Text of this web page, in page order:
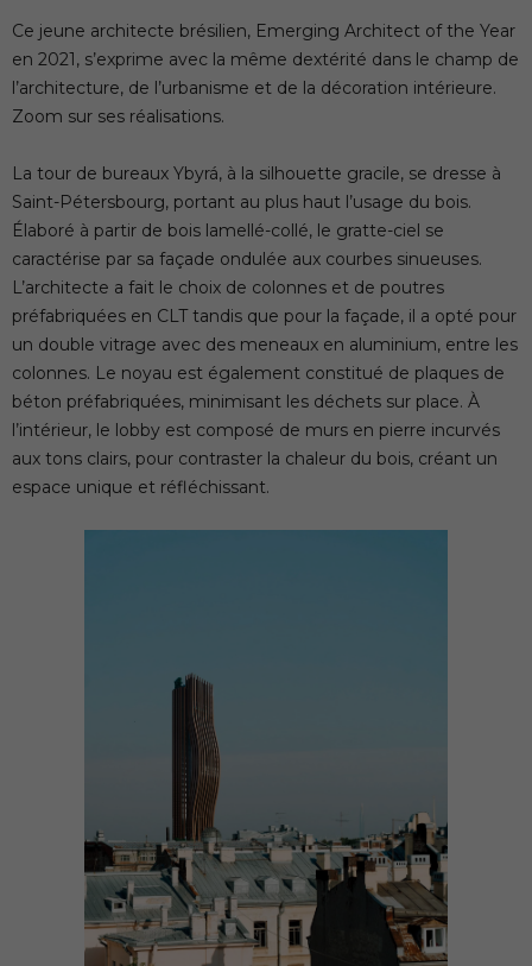
Ce jeune architecte brésilien, Emerging Architect of the Year
en 2021, s’exprime avec la même dextérité dans le champ de
l’architecture, de l’urbanisme et de la décoration intérieure.
Zoom sur ses réalisations.
La tour de bureaux Ybyrá, à la silhouette gracile, se dresse à
Saint-Pétersbourg, portant au plus haut l’usage du bois.
Élaboré à partir de bois lamellé-collé, le gratte-ciel se
caractérise par sa façade ondulée aux courbes sinueuses.
L’architecte a fait le choix de colonnes et de poutres
préfabriquées en CLT tandis que pour la façade, il a opté pour
un double vitrage avec des meneaux en aluminium, entre les
colonnes. Le noyau est également constitué de plaques de
béton préfabriquées, minimisant les déchets sur place. À
l’intérieur, le lobby est composé de murs en pierre incurvés
aux tons clairs, pour contraster la chaleur du bois, créant un
espace unique et réfléchissant.